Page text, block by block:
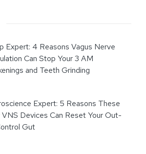
Expert: 4 Reasons Vagus Nerve
Can Stop Your 3 AM
and Teeth Grinding
Expert: 5 Reasons These
VNS Devices Can Reset Your Out-
Gut